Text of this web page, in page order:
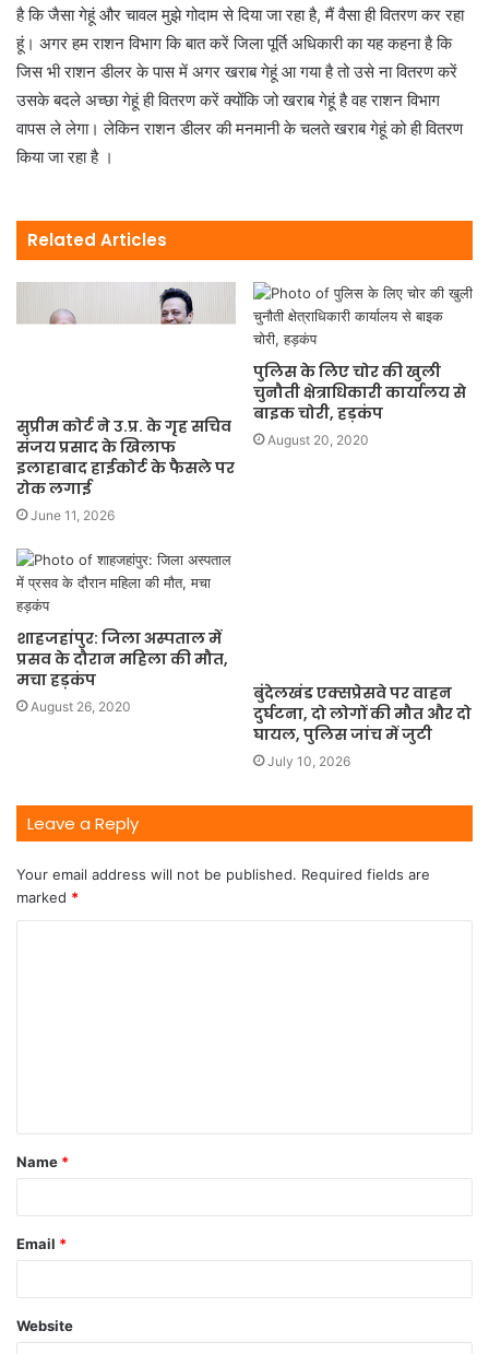
है कि जैसा गेहूं और चावल मुझे गोदाम से दिया जा रहा है, मैं वैसा ही वितरण कर रहा
हूं। अगर हम राशन विभाग कि बात करें जिला पूर्ति अधिकारी का यह कहना है कि
जिस भी राशन डीलर के पास में अगर खराब गेहूं आ गया है तो उसे ना वितरण करें
उसके बदले अच्छा गेहूं ही वितरण करें क्योंकि जो खराब गेहूं है वह राशन विभाग
वापस ले लेगा। लेकिन राशन डीलर की मनमानी के चलते खराब गेहूं को ही वितरण
किया जा रहा है ।
Related Articles
सुप्रीम कोर्ट ने उ.प्र. के गृह सचिव
संजय प्रसाद के खिलाफ
इलाहाबाद हाईकोर्ट के फैसले पर
रोक लगाई
June 11, 2026
पुलिस के लिए चोर की खुली
चुनौती क्षेत्राधिकारी कार्यालय से
बाइक चोरी, हड़कंप
August 20, 2020
शाहजहांपुर: जिला अस्पताल में
प्रसव के दौरान महिला की मौत,
मचा हड़कंप
August 26, 2020
बुंदेलखंड एक्सप्रेसवे पर वाहन
दुर्घटना, दो लोगों की मौत और दो
घायल, पुलिस जांच में जुटी
July 10, 2026
Leave a Reply
Your email address will not be published. Required fields are
marked *
Name *
Email *
Website